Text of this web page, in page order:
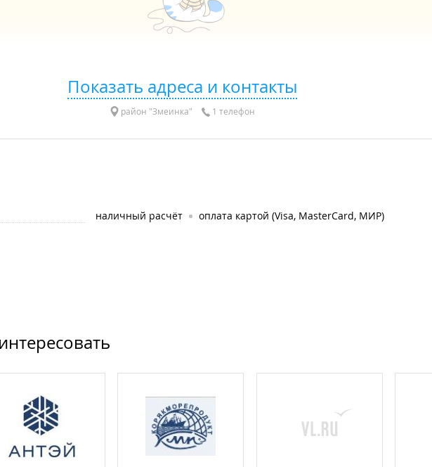
Показать адреса и контакты
район "Змеинка" 1 телефон
наличный расчёт оплата картой (Visa, MasterCard, МИР)